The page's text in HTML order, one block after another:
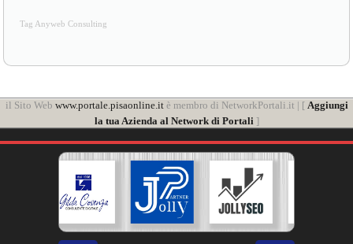
Tag Anyweb Consulting
il Sito Web www.portale.pisaonline.itè membro di NetworkPortali.it | [ Aggiungi
la tua Azienda al Network di Portali]